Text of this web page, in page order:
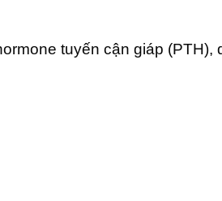
tuyến cận giáp